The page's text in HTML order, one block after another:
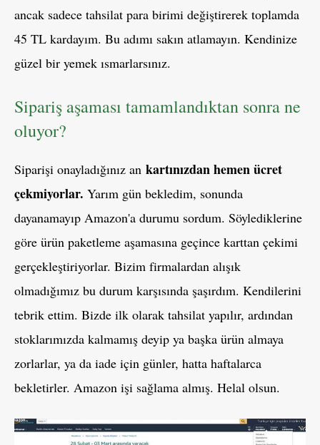
ancak sadece tahsilat para birimi değiştirerek toplamda
45 TL kardayım. Bu adımı sakın atlamayın. Kendinize
güzel bir yemek ısmarlarsınız.
Sipariş aşaması tamamlandıktan sonra ne
oluyor?
Siparişi onayladığınız an kartınızdan hemen ücret
çekmiyorlar. Yarım gün bekledim, sonunda
dayanamayıp Amazon'a durumu sordum. Söylediklerine
göre ürün paketleme aşamasına geçince karttan çekimi
gerçekleştiriyorlar. Bizim firmalardan alışık
olmadığımız bu durum karşısında şaşırdım. Kendilerini
tebrik ettim. Bizde ilk olarak tahsilat yapılır, ardından
stoklarımızda kalmamış deyip ya başka ürün almaya
zorlarlar, ya da iade için günler, hatta haftalarca
bekletirler. Amazon işi sağlama almış. Helal olsun.